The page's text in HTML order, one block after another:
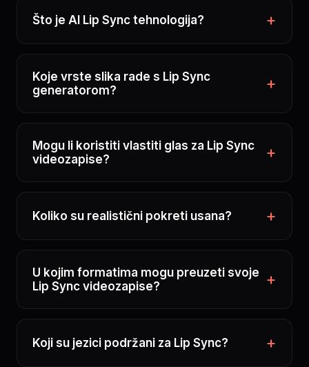
Što je AI Lip Sync tehnologija?
Koje vrste slika rade s Lip Sync
generatorom?
Mogu li koristiti vlastiti glas za Lip Sync
videozapise?
Koliko su realistični pokreti usana?
U kojim formatima mogu preuzeti svoje
Lip Sync videozapise?
Koji su jezici podržani za Lip Sync?